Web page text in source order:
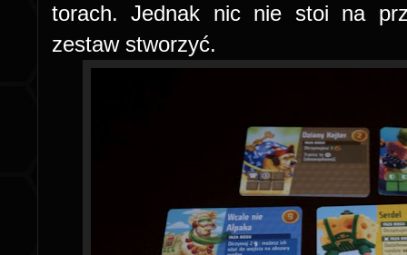
torach. Jednak nic nie stoi na
zestaw stworzyć.